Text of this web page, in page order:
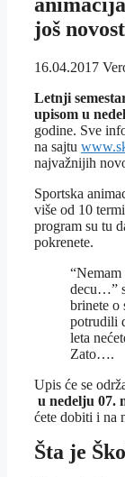
još
16.04.2017
Letnji
upisom u
godine. Sve
na sajtu
najvažnijih
Sportska
više od 10
program su tu
pokrenete.
“Nemam
decu…”
brinete o
potrudili
leta
Zato….
Upis će se
u nedelju 07.
ćete dobiti i na
Šta je